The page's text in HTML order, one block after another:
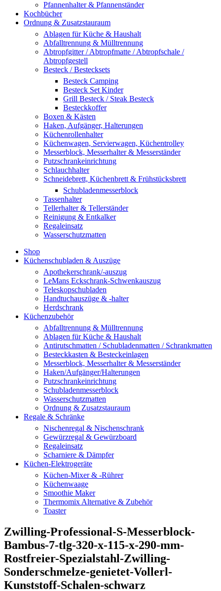
Pfannenhalter & Pfannenständer
Kochbücher
Ordnung & Zusatzstauraum
Ablagen für Küche & Haushalt
Abfalltrennung & Mülltrennung
Abtropfgitter / Abtropfmatte / Abtropfschale /
Abtropfgestell
Besteck / Bestecksets
Besteck Camping
Besteck Set Kinder
Grill Besteck / Steak Besteck
Besteckkoffer
Boxen & Kästen
Haken, Aufgänger, Halterungen
Küchenrollenhalter
Küchenwagen, Servierwagen, Küchentrolley
Messerblock, Messerhalter & Messerständer
Putzschrankeinrichtung
Schlauchhalter
Schneidebrett, Küchenbrett & Frühstücksbrett
Schubladenmesserblock
Tassenhalter
Tellerhalter & Tellerständer
Reinigung & Entkalker
Regaleinsatz
Wasserschutzmatten
Shop
Küchenschubladen & Auszüge
Apothekerschrank/-auszug
LeMans Eckschrank-Schwenkauszug
Teleskopschubladen
Handtuchauszüge & -halter
Herdschrank
Küchenzubehör
Abfalltrennung & Mülltrennung
Ablagen für Küche & Haushalt
Antirutschmatten / Schubladenmatten / Schrankmatten
Besteckkasten & Besteckeinlagen
Messerblock, Messerhalter & Messerständer
Haken/Aufgänger/Halterungen
Putzschrankeinrichtung
Schubladenmesserblock
Wasserschutzmatten
Ordnung & Zusatzstauraum
Regale & Schränke
Nischenregal & Nischenschrank
Gewürzregal & Gewürzboard
Regaleinsatz
Scharniere & Dämpfer
Küchen-Elektrogeräte
Küchen-Mixer & -Rührer
Küchenwaage
Smoothie Maker
Thermomix Alternative & Zubehör
Toaster
Zwilling-Professional-S-Messerblock-
Bambus-7-tlg-320-x-115-x-290-mm-
Rostfreier-Spezialstahl-Zwilling-
Sonderschmelze-genietet-Vollerl-
Kunststoff-Schalen-schwarz